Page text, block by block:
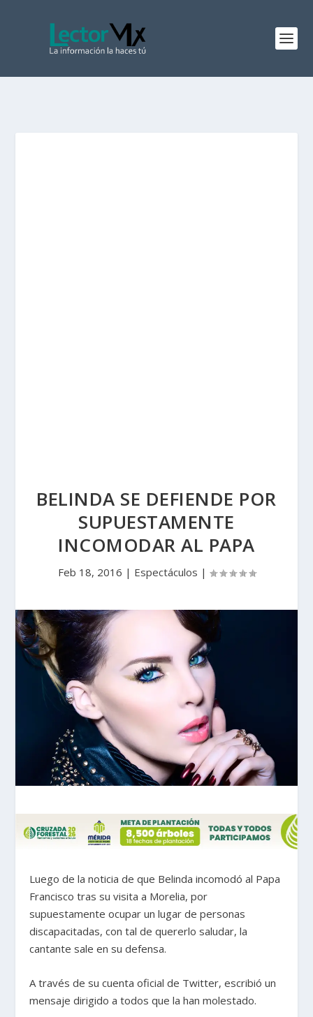
BELINDA SE DEFIENDE POR
SUPUESTAMENTE
INCOMODAR AL PAPA
Feb 18, 2016 | Espectáculos |
Luego de la noticia de que Belinda incomodó al Papa
Francisco tras su visita a Morelia, por
supuestamente ocupar un lugar de personas
discapacitadas, con tal de quererlo saludar, la
cantante sale en su defensa.
A través de su cuenta oficial de Twitter, escribió un
mensaje dirigido a todos que la han molestado.